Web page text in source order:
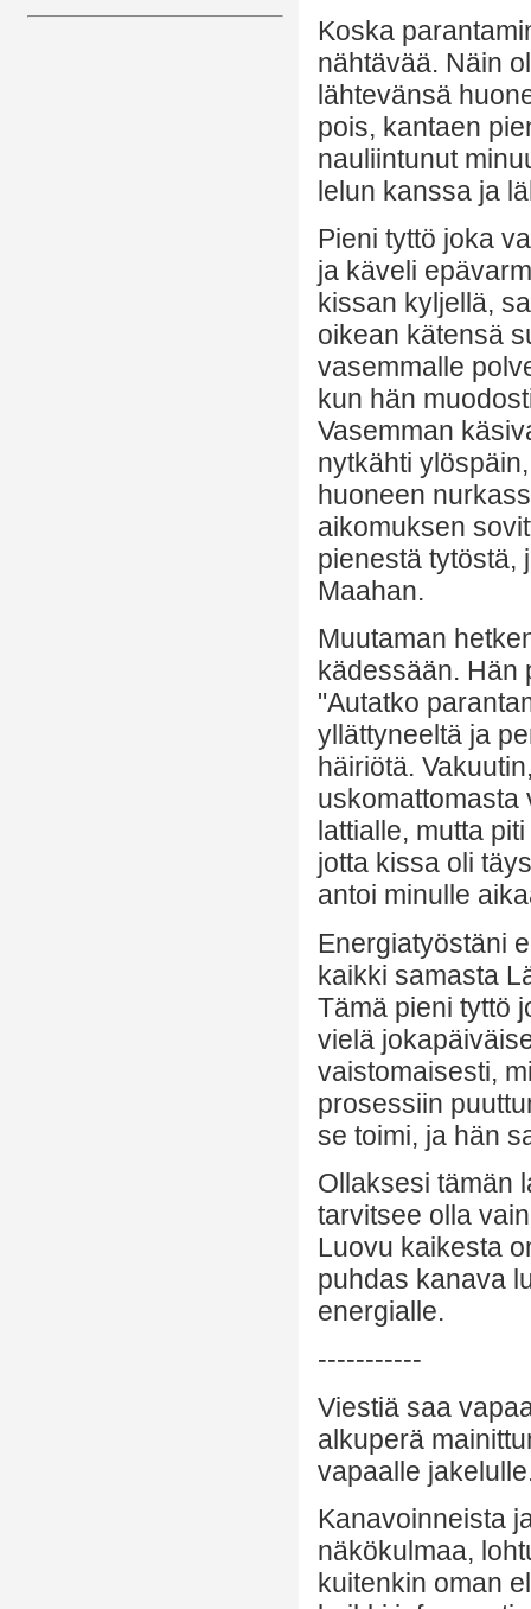
Koska
nähtävää. Näin
lähtevänsä
pois, kantaen
nauliintunut
lelun kanssa ja
Pieni tyttö joka
ja käveli
kissan kyljellä,
oikean kätensä
vasemmalle
kun hän
Vasemman
nytkähti
huoneen
aikomuksen
pienestä tytöstä,
Maahan.
Muutaman
kädessään. Hän
"Autatko
yllättyneeltä ja
häiriötä.
uskomattomasta
lattialle, mutta
jotta kissa oli
antoi minulle
Energiatyöstäni
kaikki samasta
Tämä pieni tyttö
vielä
vaistomaisesti,
prosessiin
se toimi, ja hän
Ollaksesi tämän
tarvitsee olla
Luovu kaikesta
puhdas kanava
energialle.
-----------
Viestiä saa
alkuperä
vapaalle
Kanavoinneista
näkökulmaa,
kuitenkin oman